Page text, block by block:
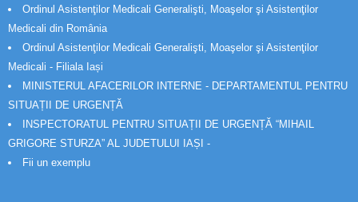
Ordinul Asistenţilor Medicali Generalişti, Moaşelor şi Asistenţilor
Medicali din România
Ordinul Asistenţilor Medicali Generalişti, Moaşelor şi Asistenţilor
Medicali - Filiala Iași
MINISTERUL AFACERILOR INTERNE - DEPARTAMENTUL PENTRU
SITUAȚII DE URGENȚĂ
INSPECTORATUL PENTRU SITUAȚII DE URGENȚĂ “MIHAIL
GRIGORE STURZA” AL JUDETULUI IAȘI -
Fii un exemplu